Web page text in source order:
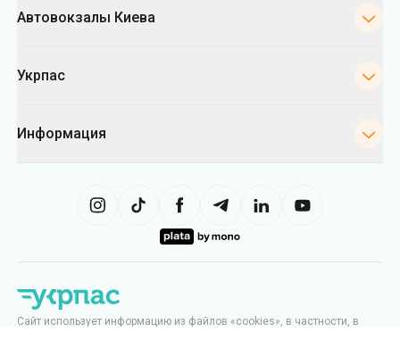
Автовокзалы Киева
Укрпас
Информация
Сайт использует информацию из файлов «cookies», в частности, в